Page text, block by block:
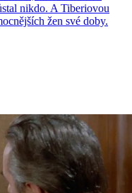
nikdo. A Tiberiovou
žen své doby.